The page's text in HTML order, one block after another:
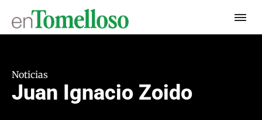
Noticias
Juan Ignacio Zoido